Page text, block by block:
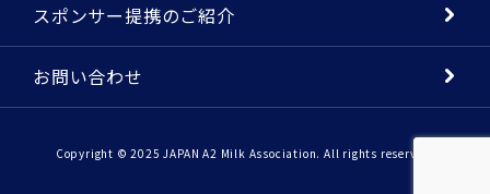
スポンサー提携のご紹介
お問い合わせ
Copyright © 2025 JAPAN A2 Milk Association. All rights reserved.